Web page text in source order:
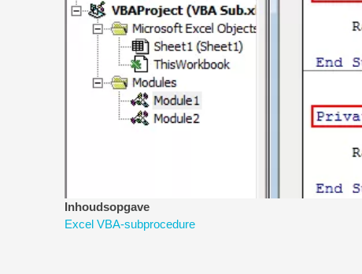
Inhoudsopgave
Excel VBA-subprocedure